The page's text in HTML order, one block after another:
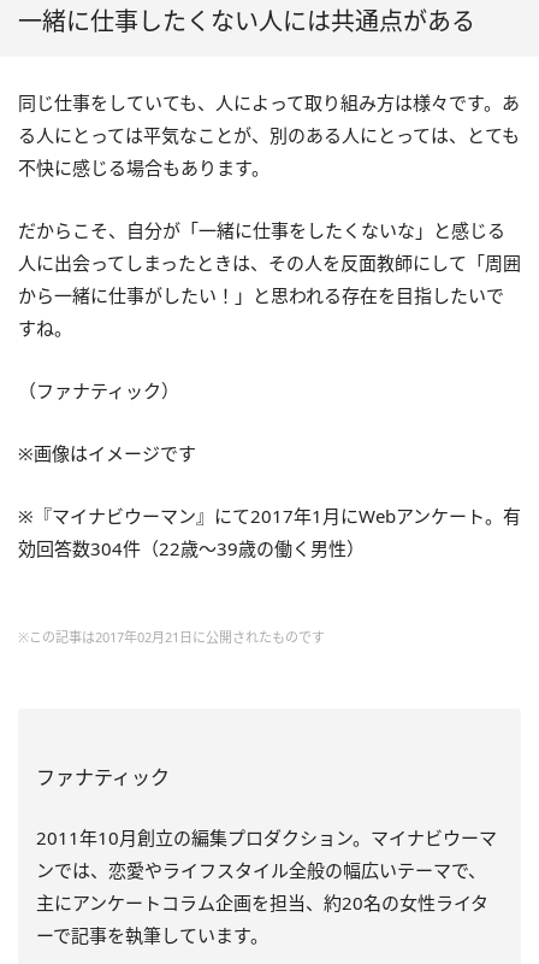
一緒に仕事したくない人には共通点がある
同じ仕事をしていても、人によって取り組み方は様々です。あ
る人にとっては平気なことが、別のある人にとっては、とても
不快に感じる場合もあります。
だからこそ、自分が「一緒に仕事をしたくないな」と感じる
人に出会ってしまったときは、その人を反面教師にして「周囲
から一緒に仕事がしたい！」と思われる存在を目指したいで
すね。
（ファナティック）
※画像はイメージです
※『マイナビウーマン』にて2017年1月にWebアンケート。有
効回答数304件（22歳～39歳の働く男性）
※この記事は2017年02月21日に公開されたものです
ファナティック
2011年10月創立の編集プロダクション。マイナビウーマ
ンでは、恋愛やライフスタイル全般の幅広いテーマで、
主にアンケートコラム企画を担当、約20名の女性ライタ
ーで記事を執筆しています。